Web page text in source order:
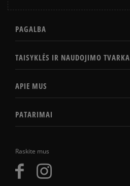
Raskite mus
PAGALBA
TAISYKLĖS IR NAUDOJIMO TVARKA
APIE MUS
PATARIMAI